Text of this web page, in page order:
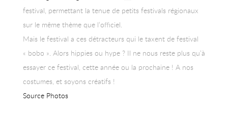
festival, permettant la tenue de petits festivals régionaux
sur le même thème que l’officiel.
Mais le festival a ces détracteurs qui le taxent de festival
« bobo ». Alors hippies ou hype ? Il ne nous reste plus qu’à
essayer ce festival, cette année ou la prochaine ! A nos
costumes, et soyons créatifs !
Source Photos